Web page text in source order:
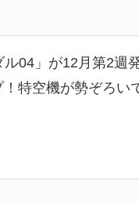
04」が12月第2週
特空機が勢ぞろい